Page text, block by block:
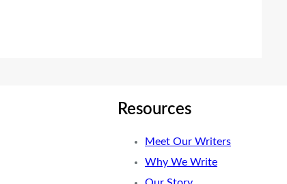
Resources
Meet Our Writers
Why We Write